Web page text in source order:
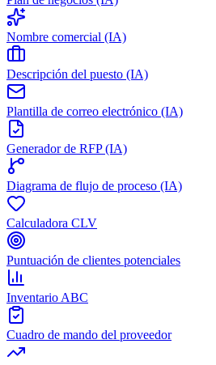
Nombre comercial (IA)
Descripción del puesto (IA)
Plantilla de correo electrónico (IA)
Generador de RFP (IA)
Diagrama de flujo de proceso (IA)
Calculadora CLV
Puntuación de clientes potenciales
Inventario ABC
Cuadro de mando del proveedor